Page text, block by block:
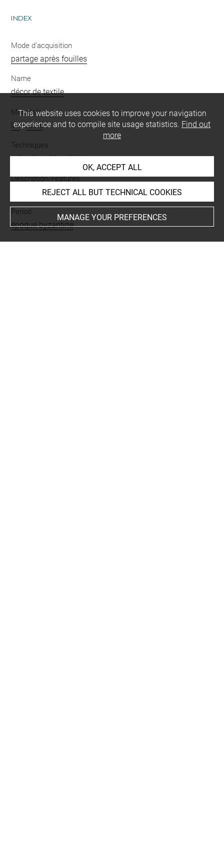
INDEX
Mode d'acquisition
partage après fouilles
Name
décor de textile
Materials
lin-laine
Techniques
toile-bouclé endroit
Description/Features
décor géométrique
Period
époque byzantine
This website uses cookies to improve your navigation
experience and to compile site usage statistics. Find out
more
OK, ACCEPT ALL
REJECT ALL BUT TECHNICAL COOKIES
MANAGE YOUR PREFERENCES